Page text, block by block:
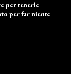
per tenerle
per far niente